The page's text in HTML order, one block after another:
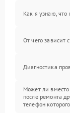
Как я узнаю, что
От чего зависит
Диагностика
Может ли вместо
после ремонта
телефон